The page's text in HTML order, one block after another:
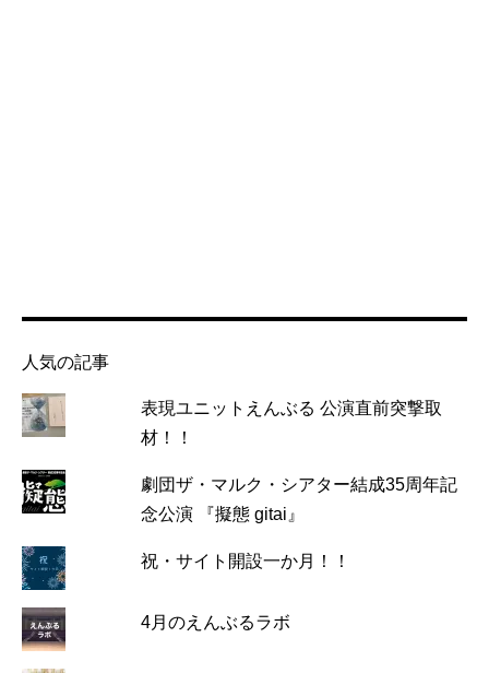
人気の記事
表現ユニットえんぶる 公演直前突撃取
材！！
劇団ザ・マルク・シアター結成35周年記
念公演 『擬態 gitai』
祝・サイト開設一か月！！
4月のえんぶるラボ